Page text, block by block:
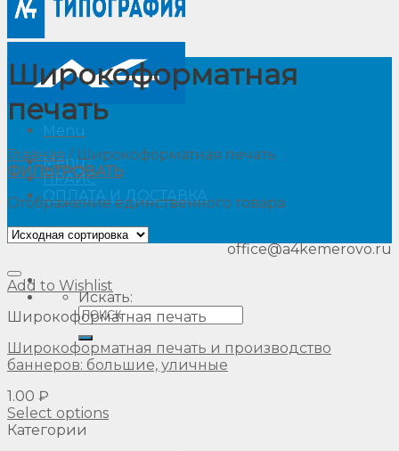
Menu
Menu
ПРАЙС
ОПЛАТА И ДОСТАВКА
office@a4kemerovo.ru
Искать:
Широкоформатная
печать
Главная /Широкоформатная печать
ФИЛЬТРОВАТЬ
Отображение единственного товара
Add to Wishlist
Широкоформатная печать
Широкоформатная печать и производство
баннеров: большие, уличные
1.00 ₽
Select options
Категории